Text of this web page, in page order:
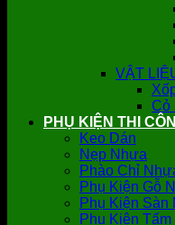
VẬT
Cỏ
PHỤ KIỆN THI
Keo Dán
Nẹp Nhựa
Phào Chỉ
Phụ Kiện Gỗ
Phụ Kiện Sàn
Phụ Kiện Tấm